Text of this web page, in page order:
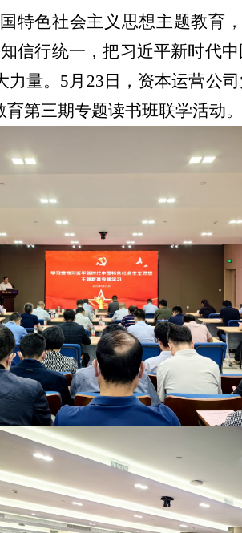
特色社会主义思想主题教育
信行统一，把习近平新时代
量。5月23日，资本运营公
第三期专题读书班联学活动。